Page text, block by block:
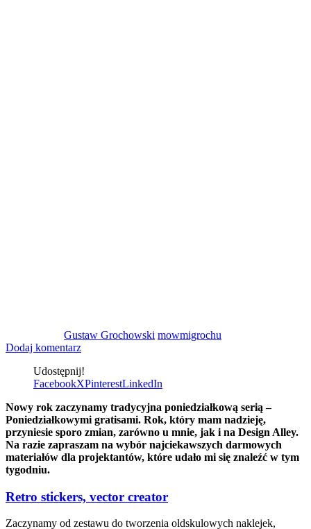
Gustaw Grochowski mowmigrochu
Dodaj komentarz
Udostępnij!
FacebookXPinterestLinkedIn
Nowy rok zaczynamy tradycyjna poniedziałkową serią –
Poniedziałkowymi gratisami. Rok, który mam nadzieję,
przyniesie sporo zmian, zarówno u mnie, jak i na Design Alley.
Na razie zapraszam na wybór najciekawszych darmowych
materiałów dla projektantów, które udało mi się znaleźć w tym
tygodniu.
Retro stickers, vector creator
Zaczynamy od zestawu do tworzenia oldskulowych naklejek,